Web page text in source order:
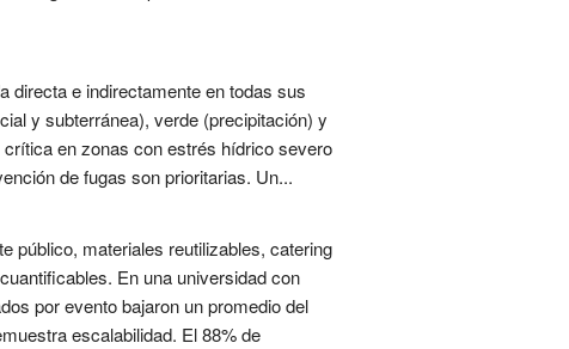
directa e indirectamente en todas sus
y subterránea), verde (precipitación) y
en zonas con estrés hídrico severo
de fugas son prioritarias. Un...
público, materiales reutilizables, catering
En una universidad con
por evento bajaron un promedio del
escalabilidad. El 88% de